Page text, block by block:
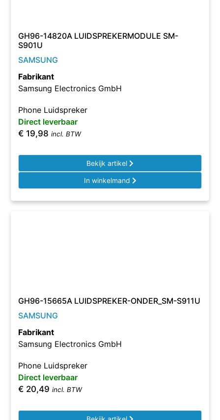
GH96-14820A LUIDSPREKERMODULE SM-
S901U
SAMSUNG
Fabrikant
Samsung Electronics GmbH
Phone Luidspreker
Direct leverbaar
€ 19,98 incl. BTW
Bekijk artikel
In winkelmand
GH96-15665A LUIDSPREKER-ONDER_SM-S911U
SAMSUNG
Fabrikant
Samsung Electronics GmbH
Phone Luidspreker
Direct leverbaar
€ 20,49 incl. BTW